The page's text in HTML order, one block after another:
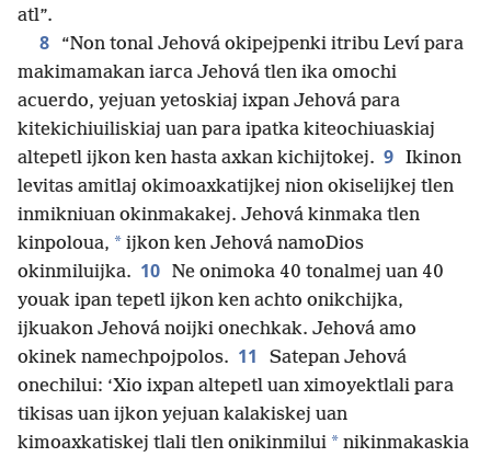
atl”.
8
“Non tonal Jehová okipejpenki itribu Leví para
makimamakan iarca Jehová tlen ika omochi
acuerdo, yejuan yetoskiaj ixpan Jehová para
kitekichiuiliskiaj uan para ipatka kiteochiuaskiaj
altepetl ijkon ken hasta axkan kichijtokej. 9 Ikinon
levitas amitlaj okimoaxkatijkej nion okiselijkej tlen
inmikniuan okinmakakej. Jehová kinmaka tlen
kinpoloua, * ijkon ken Jehová namoDios
okinmiluijka. 10 Ne onimoka 40 tonalmej uan 40
youak ipan tepetl ijkon ken achto onikchijka,
ijkuakon Jehová noijki onechkak. Jehová amo
okinek namechpojpolos. 11
Satepan Jehová
onechilui: ‘Xio ixpan altepetl uan ximoyektlali para
tikisas uan ijkon yejuan kalakiskej uan
kimoaxkatiskej tlali tlen onikinmilui * nikinmakaskia